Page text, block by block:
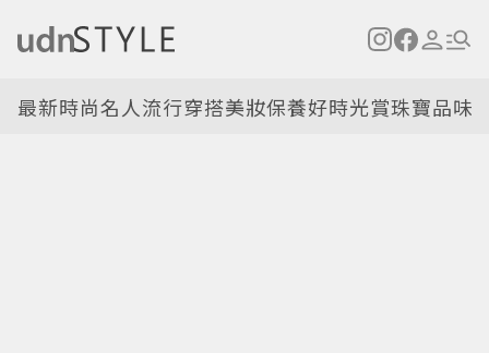
最新時尚名人流行穿搭美妝保養好時光賞珠寶品味